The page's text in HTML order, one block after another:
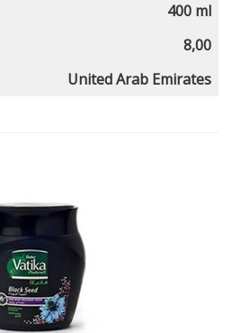
400 ml
8,00
United Arab Emirates